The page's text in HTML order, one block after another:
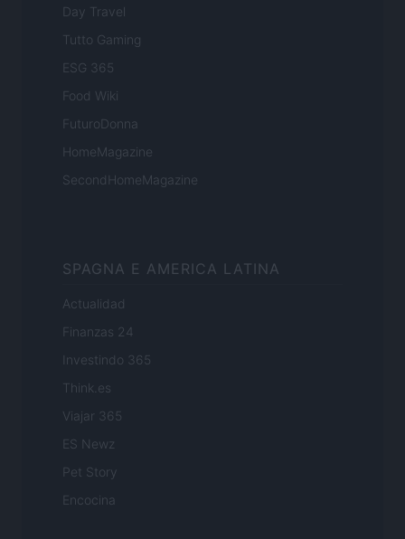
Day Travel
Tutto Gaming
ESG 365
Food Wiki
FuturoDonna
HomeMagazine
SecondHomeMagazine
SPAGNA E AMERICA LATINA
Actualidad
Finanzas 24
Investindo 365
Think.es
Viajar 365
ES Newz
Pet Story
Encocina